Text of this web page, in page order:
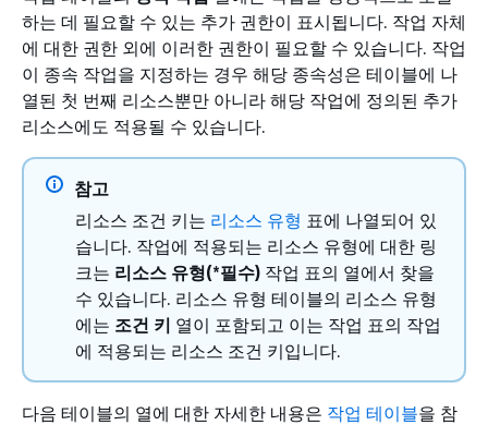
하는 데 필요할 수 있는 추가 권한이 표시됩니다. 작업 자체
에 대한 권한 외에 이러한 권한이 필요할 수 있습니다. 작업
이 종속 작업을 지정하는 경우 해당 종속성은 테이블에 나
열된 첫 번째 리소스뿐만 아니라 해당 작업에 정의된 추가
리소스에도 적용될 수 있습니다.
참고
리소스 조건 키는 리소스 유형 표에 나열되어 있
습니다. 작업에 적용되는 리소스 유형에 대한 링
크는 리소스 유형(*필수) 작업 표의 열에서 찾을
수 있습니다. 리소스 유형 테이블의 리소스 유형
에는 조건 키 열이 포함되고 이는 작업 표의 작업
에 적용되는 리소스 조건 키입니다.
다음 테이블의 열에 대한 자세한 내용은 작업 테이블을 참